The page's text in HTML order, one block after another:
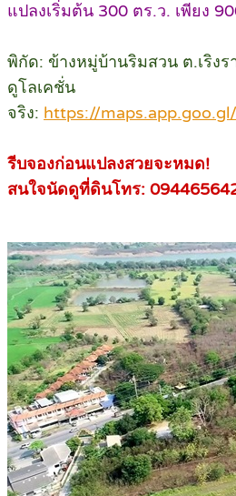
แปลงเริ่มต้น 300 ตร.ว. เพียง
พิกัด: ข้างหมู่บ้านริมสวน ต.เริงร
ดูโลเคชั่น
จริง: https://
รีบจองก่อนแปลงสวยจะหมด!
สนใจนัดดูที่ดินโทร: